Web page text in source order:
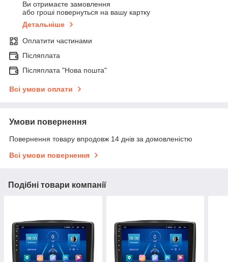
Ви отримаєте замовлення
або гроші повернуться на вашу картку
Детальніше
Оплатити частинами
Післяплата
Післяплата "Нова пошта"
Всі умови оплати
Умови повернення
Повернення товару впродовж 14 днів за домовленістю
Всі умови повернення
Подібні товари компанії